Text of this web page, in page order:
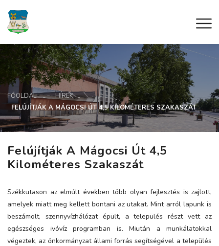
FŐOLDAL
HÍREK
FELÚJÍTJÁK A MÁGOCSI ÚT 4,5 KILOMÉTERES SZAKASZÁT
Felújítják A Mágocsi Út 4,5
Kilométeres Szakaszát
Székkutason az elmúlt években több olyan fejlesztés is zajlott,
amelyek miatt meg kellett bontani az utakat. Mint arról lapunk is
beszámolt, szennyvízhálózat épült, a település részt vett az
egészséges ivóvíz programban is. Miután a munkálatokkal
végeztek, az önkormányzat állami forrás segítségével a település